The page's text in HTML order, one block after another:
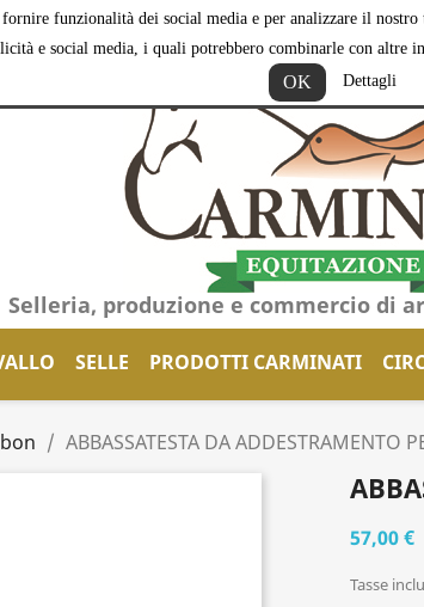
funzionalità dei social media e per analizzare il
e social media, i quali potrebbero combinarle con
OK Dettagli
Selleria, produzione e commercio di
SELLE PRODOTTI CARMINATI
ABBASSATESTA DA ADDESTRAMENTO
57,00 €
Tasse